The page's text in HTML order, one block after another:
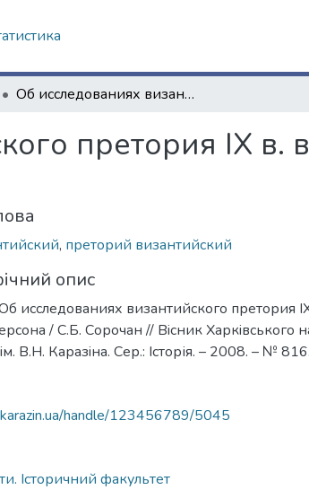
Об исследованиях византийского претория IX в. в “цитадели” Херсона
претория IX в.
, преторий византийский
опис
исследованиях византийского претория
/ С.Б. Сорочан // Вiсник Харкiвського
В.Н. Каразiна. Сер.: Історія. – 2008. – №
handle/123456789/5045
Історичний факультет